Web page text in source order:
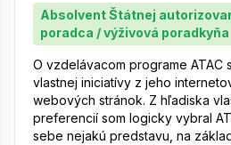
Absolvent Štátnej
poradca / výživová poradkyňa
O vzdelávacom programe ATAC
vlastnej iniciatívy z jeho
webových stránok. Z hľadiska
preferencií som logicky vybral
sebe nejakú predstavu, na